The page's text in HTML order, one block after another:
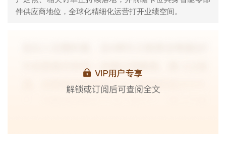
件供应商地位，全球化精细化运营打开业绩空间。